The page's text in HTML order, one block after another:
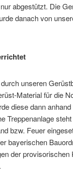
abgestützt. Die
danach von
unseren
Material für die
diese dann
Treppenanlage
bzw. Feuer
bayerischen
der provisorischen